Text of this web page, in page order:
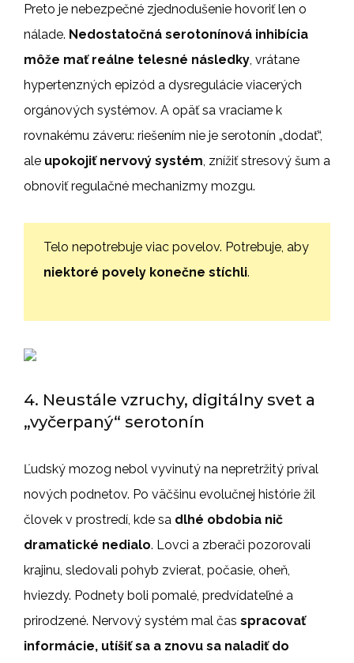
Preto je nebezpečné zjednodušenie hovoriť len o
nálade. Nedostatočná serotonínová inhibícia
môže mať reálne telesné následky , vrátane
hypertenzných epizód a dysregulácie viacerých
orgánových systémov. A opäť sa vraciame k
rovnakému záveru: riešením nie je serotonín „dodať“,
ale upokojiť nervový systém , znížiť stresový šum a
obnoviť regulačné mechanizmy mozgu.
Telo nepotrebuje viac povelov. Potrebuje, aby
niektoré povely konečne stíchli.
4. Neustále vzruchy, digitálny svet a
„vyčerpaný“ serotonín
Ľudský mozog nebol vyvinutý na nepretržitý príval
nových podnetov. Po väčšinu evolučnej histórie žil
človek v prostredí, kde sa dlhé obdobia nič
dramatické nedialo. Lovci a zberači pozorovali
krajinu, sledovali pohyb zvierat, počasie, oheň,
hviezdy. Podnety boli pomalé, predvídateľné a
prirodzené. Nervový systém mal čas spracovať
informácie, utíšiť sa a znovu sa naladiť do